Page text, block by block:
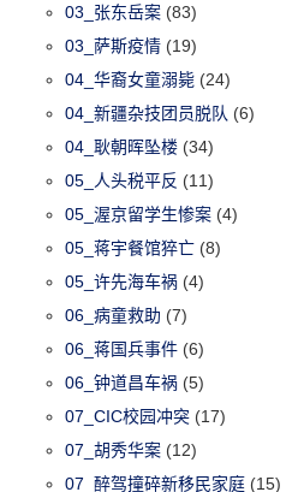
03_张东岳案 (83)
03_萨斯疫情 (19)
04_华裔女童溺毙 (24)
04_新疆杂技团员脱队 (6)
04_耿朝晖坠楼 (34)
05_人头税平反 (11)
05_渥京留学生惨案 (4)
05_蒋宇餐馆猝亡 (8)
05_许先海车祸 (4)
06_病童救助 (7)
06_蒋国兵事件 (6)
06_钟道昌车祸 (5)
07_CIC校园冲突 (17)
07_胡秀华案 (12)
07_醉驾撞碎新移民家庭 (15)